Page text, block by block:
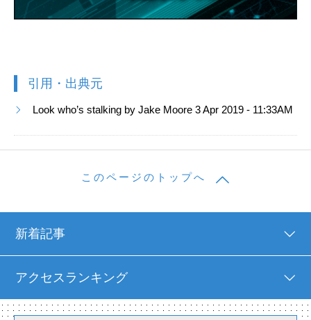
引用・出典元
Look who’s stalking by Jake Moore 3 Apr 2019 - 11:33AM
このページのトップへ
新着記事
アクセスランキング